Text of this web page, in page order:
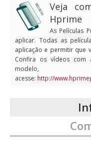
Veja
Hprime
As Películas
aplicar. Todas as
aplicação e permitir que
Confira os vídeos com
modelo,
acesse: http://